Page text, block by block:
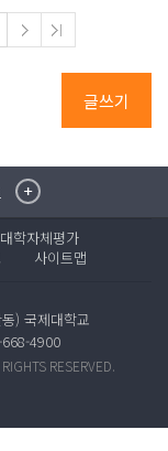
글쓰기
무단수집거부
터넷이용안내
이트
급사이트
대학자체평가
사이트맵
) 국제대학교
668-4900
RESERVED.